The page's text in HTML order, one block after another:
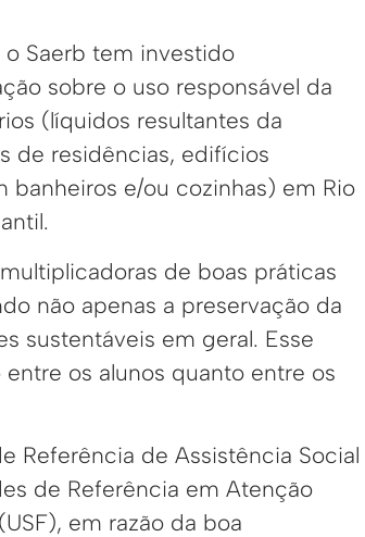
o Saerb tem investido
sobre o uso responsável da
(líquidos resultantes da
de residências, edifícios
e/ou cozinhas) em Rio
de boas práticas
não apenas a preservação da
sustentáveis em geral. Esse
os alunos quanto entre os
Referência de Assistência Social
de Referência em Atenção
em razão da boa